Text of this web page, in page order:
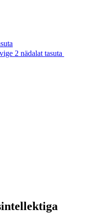
2 nädalat tasuta